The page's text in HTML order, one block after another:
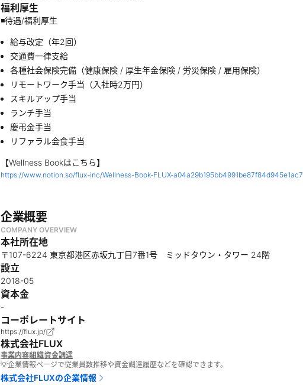
福利厚生
◾️待遇/福利厚生
給与改定（年2回）
交通費一律支給
各種社会保険完備（健康保険 / 厚生年金保険 / 労災保険 / 雇用保険）
リモートワーク手当（入社時2万円）
スキルアップ手当
ランチ手当
慶弔金手当
リファラル会食手当
【Wellness Bookはこちら】
https://www.notion.so/flux-inc/Wellness-Book-FLUX-a04a29b195bb4991be87f84d945e1ac7
企業概要
COMPANY OVERVIEW
本社所在地
〒107-6224 東京都港区赤坂九丁目7番1号 ミッドタウン・タワー 24階
設立
2018-05
資本金
-
コーポレートサイト
https://flux.jp/
株式会社FLUX
事業内容組織資金調達
💡企業情報ページで従業員数推移や資金調達履歴などを確認できます。
株式会社FLUXの企業情報